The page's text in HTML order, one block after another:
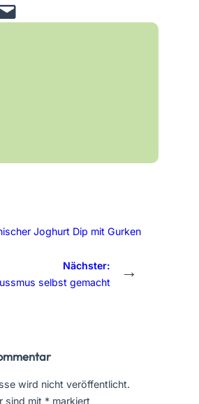
Page
Joghurt Dip mit Gurken
Nächster:
selbst gemacht
→
wird nicht veröffentlicht.
sind mit * markiert